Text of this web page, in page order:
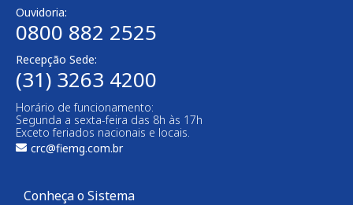
Ouvidoria:
0800 882 2525
Recepção Sede:
(31) 3263 4200
Horário de funcionamento:
Segunda a sexta-feira das 8h às 17h
Exceto feriados nacionais e locais.
crc@fiemg.com.br
Conheça o Sistema